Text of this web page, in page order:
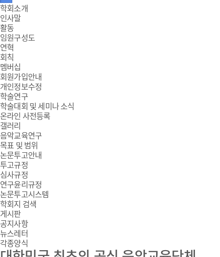
주
메
뉴
학회소개
인사말
활동
임원구성도
연혁
회칙
멤버십
회원가입안내
개인정보수정
학술연구
학술대회 및 세미나 소식
온라인 사전등록
갤러리
음악교육연구
목표 및 범위
논문투고안내
투고규정
심사규정
연구윤리규정
논문투고시스템
학회지 검색
게시판
공지사항
뉴스레터
각종양식